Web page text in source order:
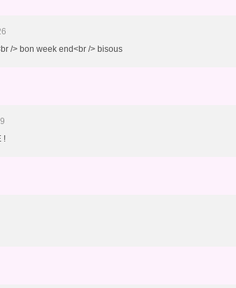
/> bon week end<br /> bisous
!